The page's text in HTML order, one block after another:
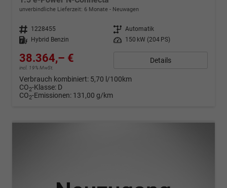
unverbindliche Lieferzeit: 6 Monate Neuwagen
Fahrzeugnr. 1228455 Getriebe Automatik
Kraftstoff
Hybrid Benzin Leistung 150 kW (204 PS)
38.364,– €
incl. 19% MwSt.
Details
Verbrauch kombiniert: 5,70 l/100km
CO2-Klasse: D
CO2-Emissionen: 131,00 g/km